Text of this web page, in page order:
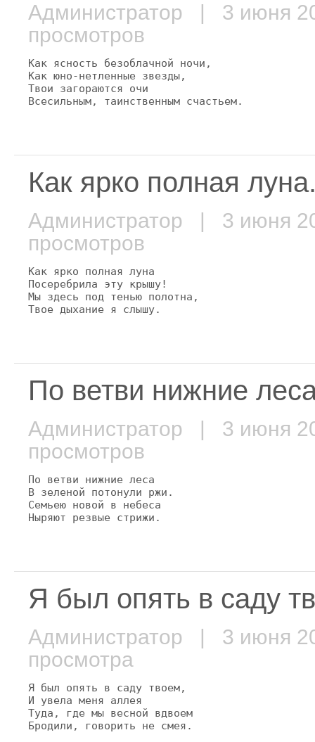
Администратор | 3 июня
просмотров
Как ясность безоблачной ночи,
Как юно-нетленные звезды,
Твои загораются очи
Всесильным, таинственным счастьем.
Как ярко полная
Администратор | 3 июня
просмотров
Как ярко полная луна
Посеребрила эту крышу!
Мы здесь под тенью полотна,
Твое дыхание я слышу.
По ветви нижние
Администратор | 3 июня
просмотров
По ветви нижние леса
В зеленой потонули ржи.
Семьею новой в небеса
Ныряют резвые стрижи.
Я был опять в саду
Администратор | 3 июня
просмотра
Я был опять в саду твоем,
И увела меня аллея
Туда, где мы весной вдвоем
Бродили, говорить не смея.